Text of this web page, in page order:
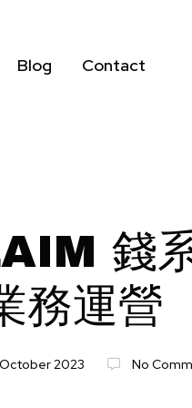
Blog Contact
錢
務運營
2023 No